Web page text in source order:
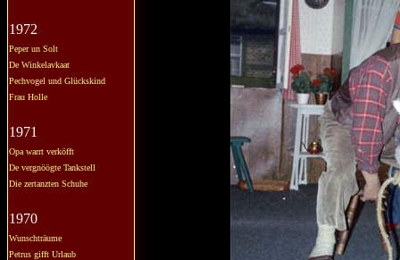
1972
Peper un Solt
De Winkelavkaat
Pechvogel und Glückskind
Frau Holle
1971
Opa warrt verköfft
De vergnöögte Tankstell
Die zertanzten Schuhe
1970
Wunschträume
Petrus gifft Urlaub